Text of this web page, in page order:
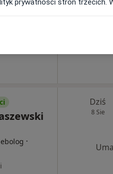
·
Dziś
8 Sie
prywatności stron trzecich.